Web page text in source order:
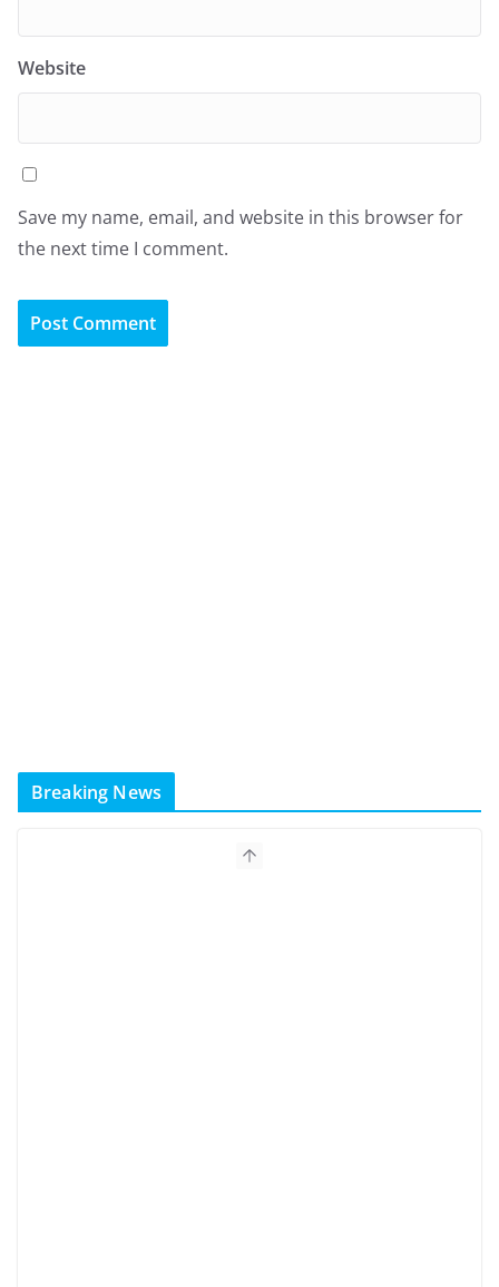
Website
Save my name, email, and website in this browser for
the next time I comment.
Breaking News